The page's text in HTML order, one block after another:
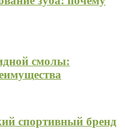
смолы:
спортивный бренд